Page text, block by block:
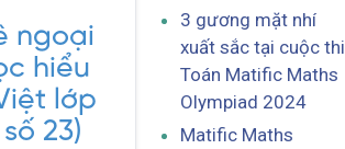
ngoại
hiểu
lớp
23)
3 gương mặt nhí
xuất sắc tại cuộc thi
Toán Matific Maths
Olympiad 2024
Matific Maths